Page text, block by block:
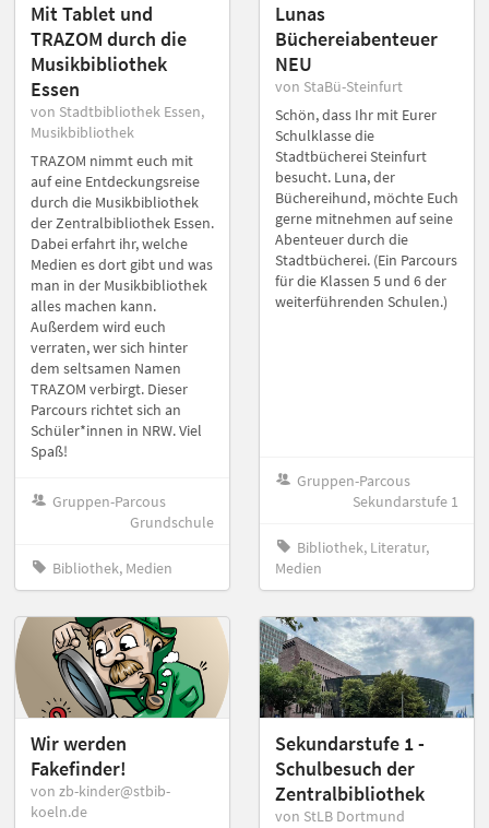
Mit Tablet und
TRAZOM durch die
Musikbibliothek
Essen
von Stadtbibliothek Essen,
Musikbibliothek
TRAZOM nimmt euch mit
auf eine Entdeckungsreise
durch die Musikbibliothek
der Zentralbibliothek Essen.
Dabei erfahrt ihr, welche
Medien es dort gibt und was
man in der Musikbibliothek
alles machen kann.
Außerdem wird euch
verraten, wer sich hinter
dem seltsamen Namen
TRAZOM verbirgt. Dieser
Parcours richtet sich an
Schüler*innen in NRW. Viel
Spaß!
Gruppen-Parcous
Grundschule
Bibliothek, Medien
Lunas
Büchereiabenteuer
NEU
von StaBü-Steinfurt
Schön, dass Ihr mit Eurer
Schulklasse die
Stadtbücherei Steinfurt
besucht. Luna, der
Büchereihund, möchte Euch
gerne mitnehmen auf seine
Abenteuer durch die
Stadtbücherei. (Ein Parcours
für die Klassen 5 und 6 der
weiterführenden Schulen.)
Gruppen-Parcous
Sekundarstufe 1
Bibliothek, Literatur,
Medien
Wir werden
Fakefinder!
von zb-kinder@stbib-
koeln.de
Sekundarstufe 1 -
Schulbesuch der
Zentralbibliothek
von StLB Dortmund